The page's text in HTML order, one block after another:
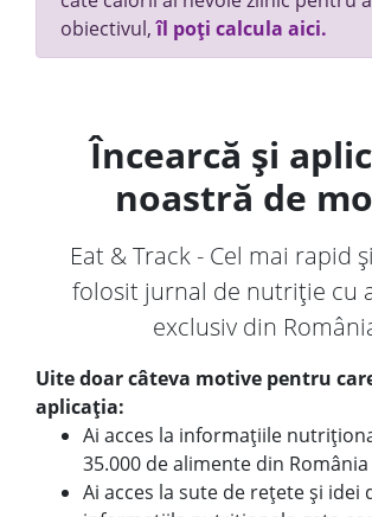
obiectivul,îl poți calcula aici.
Încearcă și
noastră de
Eat & Track - Cel mai rapid
folosit jurnal de nutriție cu
exclusiv din
Uite doar câteva motive pentru
aplicația:
Ai acces la informațiile
35.000 de alimente din România
Ai acces la sute de rețete și idei